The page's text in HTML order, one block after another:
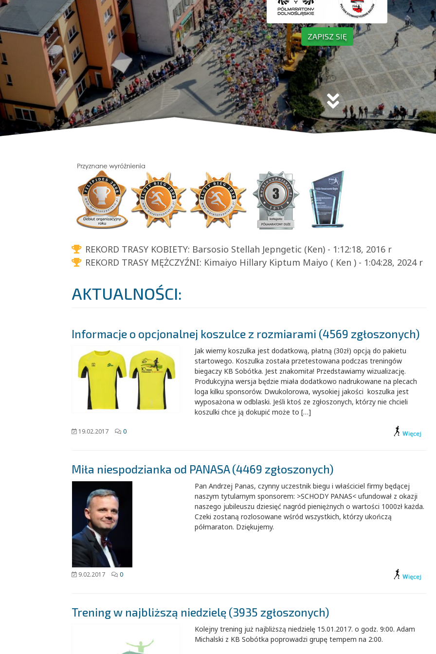
ZAPISZ SIĘ
REKORD TRASY KOBIETY: Barsosio Stellah Jepngetic (Ken) - 1:12:18, 2016 r
REKORD TRASY MĘŻCZYŹNI: Kimaiyo Hillary Kiptum Maiyo ( Ken ) - 1:04:28, 2024 r
AKTUALNOŚCI:
Informacje o opcjonalnej koszulce z rozmiarami (4569 zgłoszonych)
Jak wiemy koszulka jest dodatkową, płatną (30zł) opcją do pakietu
startowego. Koszulka została przetestowana podczas treningów
biegaczy KB Sobótka. Jest znakomita! Przedstawiamy wizualizację.
Produkcyjna wersja będzie miała dodatkowo nadrukowane na plecach
loga kilku sponsorów. Dwukolorowa, wysokiej jakości koszulka jest
wyposażona w odblaski. Jeśli ktoś ze zgłoszonych, którzy nie chcieli
koszulki chce ją dokupić może to […]
19.02.2017 0
Miła niespodzianka od PANASA (4469 zgłoszonych)
Pan Andrzej Panas, czynny uczestnik biegu i właściciel firmy będącej
naszym tytularnym sponsorem: >SCHODY PANAS< ufundował z okazji
naszego jubileuszu dziesięć nagród pieniężnych o wartości 1000zł każda.
Czeki zostaną rozlosowane wśród wszystkich, którzy ukończą
półmaraton. Dziękujemy.
9.02.2017 0
Trening w najbliższą niedzielę (3935 zgłoszonych)
Kolejny trening już najbliższą niedzielę 15.01.2017. o godz. 9:00. Adam
Michalski z KB Sobótka poprowadzi grupę tempem na 2:00.